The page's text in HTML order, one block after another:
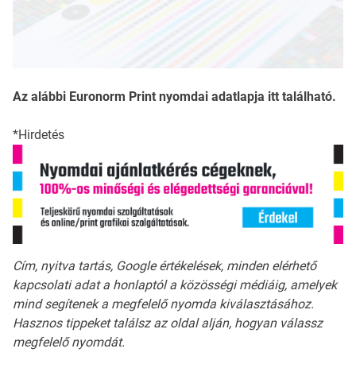
Az alábbi Euronorm Print nyomdai adatlapja itt található.
*Hirdetés
Cím, nyitva tartás, Google értékelések, minden elérhető
kapcsolati adat a honlaptól a közösségi médiáig, amelyek
mind segítenek a megfelelő nyomda kiválasztásához.
Hasznos tippeket találsz az oldal alján, hogyan válassz
megfelelő nyomdát.